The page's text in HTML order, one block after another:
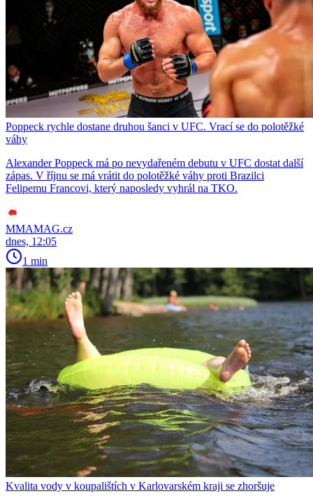
Poppeck rychle dostane druhou šanci v UFC. Vrací se do polotěžké
váhy
Alexander Poppeck má po nevydařeném debutu v UFC dostat další
zápas. V říjnu se má vrátit do polotěžké váhy proti Brazilci
Felipemu Francovi, který naposledy vyhrál na TKO.
MMAMAG.cz
dnes, 12:05
1 min
Kvalita vody v koupalištích v Karlovarském kraji se zhoršuje